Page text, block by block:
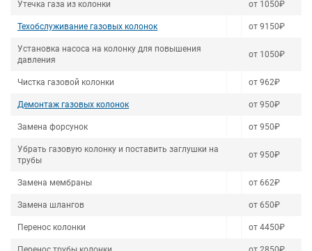
Утечка газа из колонки от 1050₽
Техобслуживание газовых колонок от 9150₽
Установка насоса на колонку для повышения
давления
от 1050₽
Чистка газовой колонки от 962₽
Демонтаж газовых колонок от 950₽
Замена форсунок от 950₽
Убрать газовую колонку и поставить заглушки на
трубы
от 950₽
Замена мембраны от 662₽
Замена шлангов от 650₽
Перенос колонки от 4450₽